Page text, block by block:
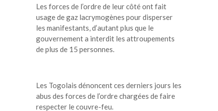
Les forces de l’ordre de leur côté ont fait
usage de gaz lacrymogènes pour disperser
les manifestants, d’autant plus que le
gouvernement a interdit les attroupements
de plus de 15 personnes.
Les Togolais dénoncent ces derniers jours les
abus des forces de l’ordre chargées de faire
respecter le couvre-feu.